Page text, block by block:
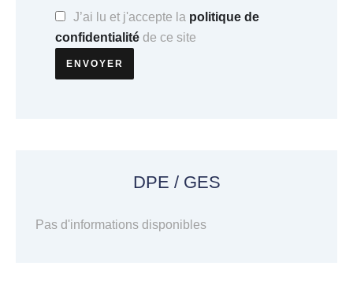
J’ai lu et j'accepte la politique de
confidentialité de ce site
ENVOYER
DPE / GES
Pas d'informations disponibles